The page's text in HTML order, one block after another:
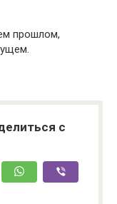
прошлом,
с